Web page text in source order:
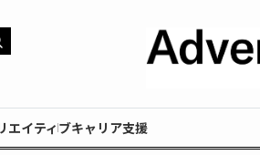
エイティブキャリア支援